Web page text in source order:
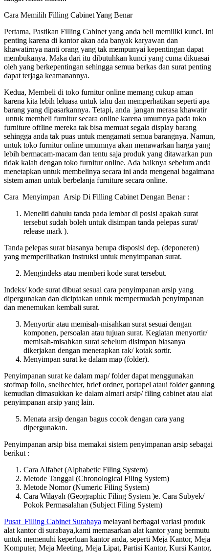
Cara Memilih Filling Cabinet Yang Benar
Pertama, Pastikan Filling Cabinet yang anda beli memiliki kunci. Ini
penting karena di kantor akan ada banyak karyawan dan
khawatirnya nanti orang yang tak mempunyai kepentingan dapat
membukanya. Maka dari itu dibutuhkan kunci yang cuma dikuasai
oleh yang berkepentingan sehingga semua berkas dan surat penting
dapat terjaga keamanannya.
Kedua, Membeli di toko furnitur online memang cukup aman
karena kita lebih leluasa untuk tahu dan memperhatikan seperti apa
barang yang dipasarkannya. Tetapi, anda jangan merasa khawatir
untuk membeli furnitur secara online karena umumnya pada toko
furniture offline mereka tak bisa memuat segala display barang
sehingga anda tak puas untuk mengamati semua barangnya. Namun,
untuk toko furnitur online umumnya akan menawarkan harga yang
lebih bermacam-macam dan tentu saja produk yang ditawarkan pun
tidak kalah dengan toko furnitur online. Ada baiknya sebelum anda
menetapkan untuk membelinya secara ini anda mengenal bagaimana
sistem aman untuk berbelanja furniture secara online.
Cara Menyimpan Arsip Di Filling Cabinet Dengan Benar :
Meneliti dahulu tanda pada lembar di posisi apakah surat
tersebut sudah boleh untuk disimpan tanda pelepas surat/
release mark ).
Tanda pelepas surat biasanya berupa disposisi dep. (deponeren)
yang memperlihatkan instruksi untuk menyimpanan surat.
Mengindeks atau memberi kode surat tersebut.
Indeks/ kode surat dibuat sesuai cara penyimpanan arsip yang
dipergunakan dan diciptakan untuk mempermudah penyimpanan
dan menemukan kembali surat.
Menyortir atau memisah-misahkan surat sesuai dengan
komponen, persoalan atau tujuan surat. Kegiatan menyortir/
memisah-misahkan surat sebelum disimpan biasanya
dikerjakan dengan menerapkan rak/ kotak sortir.
Menyimpan surat ke dalam map (folder).
Penyimpanan surat ke dalam map/ folder dapat menggunakan
stofmap folio, snelhechter, brief ordner, portapel ataui folder gantung
kemudian dimasukkan ke dalam almari arsip/ filing cabinet atau alat
penyimpanan arsip yang lain.
Menata arsip dengan bagus cocok dengan cara yang
dipergunakan.
Penyimpanan arsip bisa memakai sistem penyimpanan arsip sebagai
berikut :
Cara Alfabet (Alphabetic Filing System)
Metode Tanggal (Chronological Filing System)
Metode Nomor (Numeric Filing System)
Cara Wilayah (Geographic Filing System )e. Cara Subyek/
Pokok Permasalahan (Subject Filing System)
Pusat Filling Cabinet Surabaya melayani berbagai variasi produk
alat kantor di surabaya,kami memasarkan alat kantor yang bermutu
untuk memenuhi keperluan kantor anda, seperti Meja Kantor, Meja
Komputer, Meja Meeting, Meja Lipat, Partisi Kantor, Kursi Kantor,